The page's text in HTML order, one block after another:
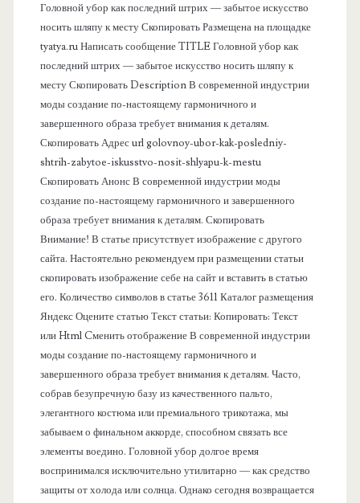
Головной убор как последний штрих — забытое искусство
носить шляпу к месту Скопировать Размещена на площадке
tyatya.ru Написать сообщение TITLE Головной убор как
последний штрих — забытое искусство носить шляпу к
месту Скопировать Description В современной индустрии
моды создание по-настоящему гармоничного и
завершенного образа требует внимания к деталям.
Скопировать Адрес url golovnoy-ubor-kak-posledniy-
shtrih-zabytoe-iskusstvo-nosit-shlyapu-k-mestu
Скопировать Анонс В современной индустрии моды
создание по-настоящему гармоничного и завершенного
образа требует внимания к деталям. Скопировать
Внимание! В статье присутствует изображение с другого
сайта. Настоятельно рекомендуем при размещении статьи
скопировать изображение себе на сайт и вставить в статью
его. Количество символов в статье 3611 Каталог размещения
Яндекс Оцените статью Текст статьи: Копировать: Текст
или Html Cменить отображение В современной индустрии
моды создание по-настоящему гармоничного и
завершенного образа требует внимания к деталям. Часто,
собрав безупречную базу из качественного пальто,
элегантного костюма или премиального трикотажа, мы
забываем о финальном аккорде, способном связать все
элементы воедино. Головной убор долгое время
воспринимался исключительно утилитарно — как средство
защиты от холода или солнца. Однако сегодня возвращается